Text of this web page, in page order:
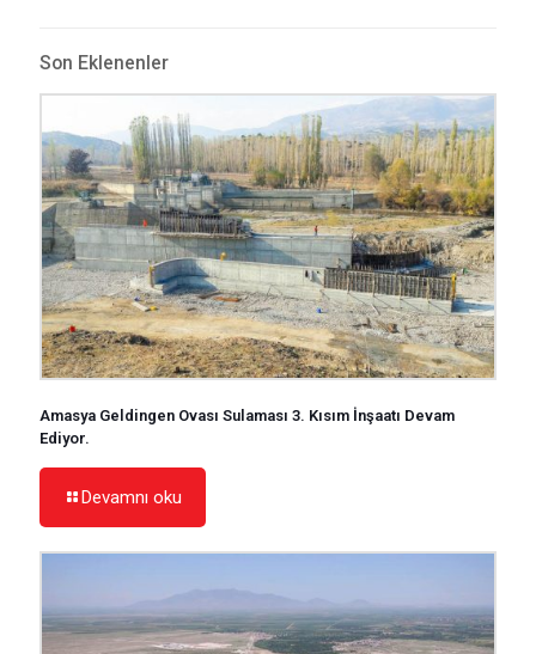
Son Eklenenler
Amasya Geldingen Ovası Sulaması 3. Kısım İnşaatı Devam
Ediyor.
Devamnı oku